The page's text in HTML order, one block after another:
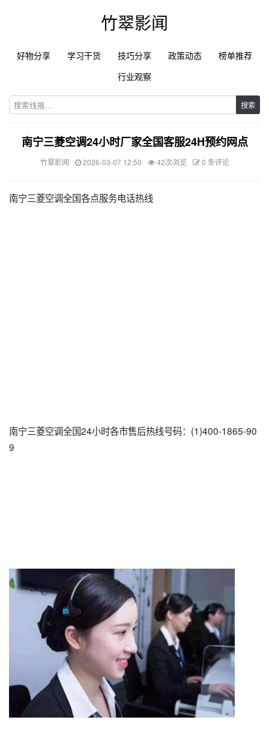
竹翠影闻
好物分享 学习干货 技巧分享 政策动态
榜单推荐
行业观察
搜索
南宁三菱空调24小时厂家全国客服24H预约网点
竹翠影闻 2026-03-07 12:50 42次浏览 0 条评论
南宁三菱空调全国各点服务电话热线
南宁三菱空调全国24小时各市售后热线号码：(1)400-1865-90
9